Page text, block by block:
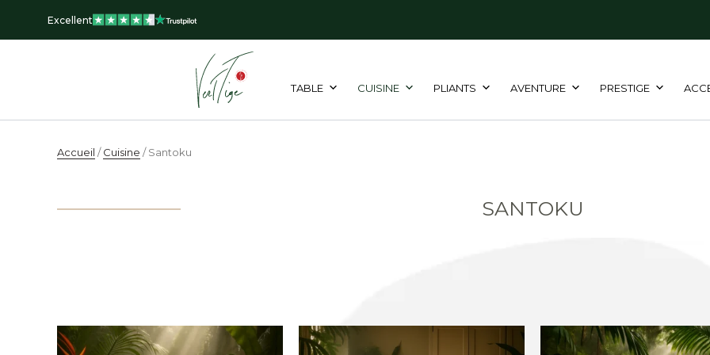
Excellent
TABLE CUISINE PLIANTS AVENTURE PRESTIGE
Accueil /Cuisine / Santoku
SANTOKU